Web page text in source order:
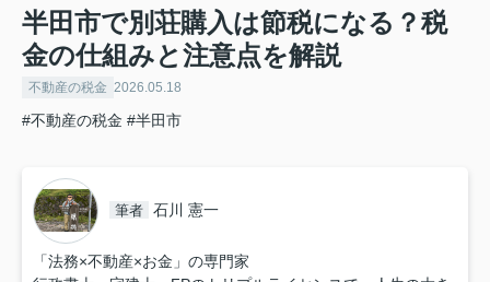
半田市で別荘購入は節税になる？税
金の仕組みと注意点を解説
不動産の税金 2026.05.18
#不動産の税金 #半田市
筆者 石川 憲一
「法務×不動産×お金」の専門家